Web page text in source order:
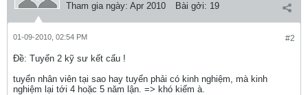
Tham gia ngày: Apr 2010 Bài gởi: 19
#2
01-09-2010, 02:54 PM
Ðề: Tuyển 2 kỹ sư kết cấu !
tuyển nhân viên tại sao hay tuyển phải có kinh nghiệm, mà kinh
nghiệm lại tới 4 hoặc 5 năm lận. => khó kiếm à.